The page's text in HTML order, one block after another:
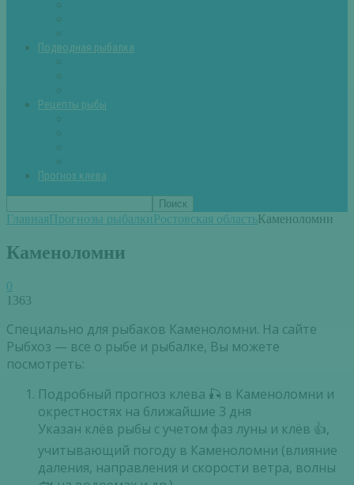
Подводная рыбалка
Рецепты рыбы
Прогноз клева
ГлавнаяПрогнозы рыбалкиРостовская областьКаменоломни
Каменоломни
0
1363
Специально для рыбаков Каменоломни. На сайте
Рыбхоз — все о рыбе и рыбалке, Вы можете
посмотреть:
Подробный прогноз клева 🎣 в Каменоломни и
окрестностях на ближайшие 3 дня
Указан клёв рыбы с учетом фаз луны и клёв 👍,
учитывающий погоду в Каменоломни (влияние
даления, направления и скорости ветра, волны